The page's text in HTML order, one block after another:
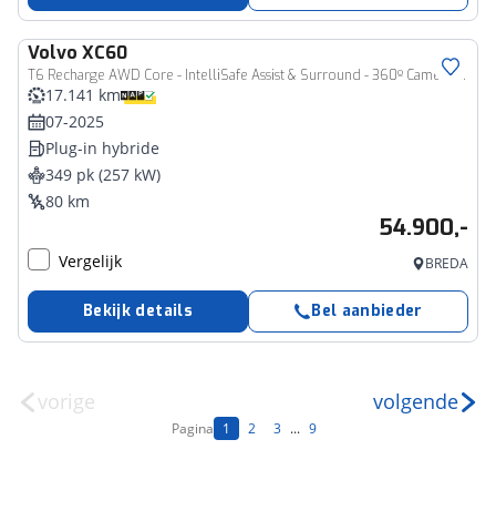
Volvo XC60
T6 Recharge AWD Core - IntelliSafe Assist & Surround - 360º Camera - Harman/Kardon audio - Verwarmde voorstoelen, stuur & achterbank - Parkeersensoren voor & achter - Draadloze tel. lader - 18' LMV
17.141 km
07-2025
Plug-in hybride
349 pk (257 kW)
80 km
54.900,-
Vergelijk BREDA
Bekijk details Bel aanbieder
vorige
Pagina 1 2 3 ... 9
volgende